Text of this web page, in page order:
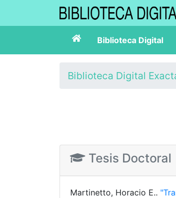
Biblioteca Digital
Biblioteca Digital
Tesis Doctoral
Martinetto, Horacio E..